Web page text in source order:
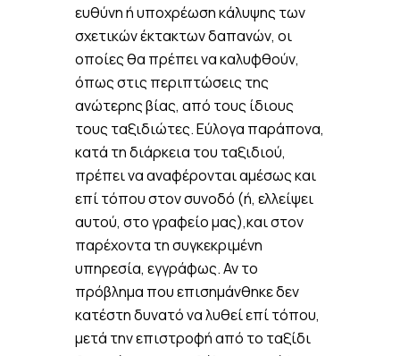
ευθύνη ή υποχρέωση κάλυψης των
σχετικών έκτακτων δαπανών, οι
οποίες θα πρέπει να καλυφθούν,
όπως στις περιπτώσεις της
ανώτερης βίας, από τους ίδιους
τους ταξιδιώτες. Εύλογα παράπονα,
κατά τη διάρκεια του ταξιδιού,
πρέπει να αναφέρονται αμέσως και
επί τόπου στον συνοδό (ή, ελλείψει
αυτού, στο γραφείο μας),και στον
παρέχοντα τη συγκεκριμένη
υπηρεσία, εγγράφως. Αν το
πρόβλημα που επισημάνθηκε δεν
κατέστη δυνατό να λυθεί επί τόπου,
μετά την επιστροφή από το ταξίδι